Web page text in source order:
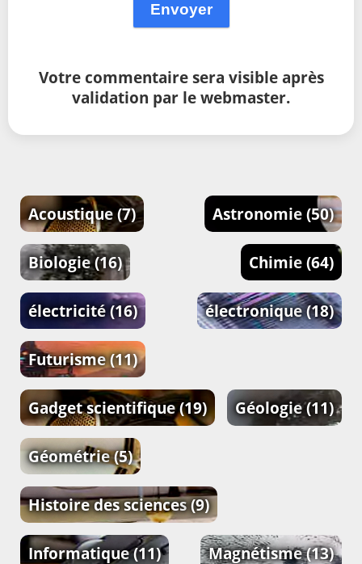
Envoyer
Votre commentaire sera visible après
validation par le webmaster.
Acoustique(7) Astronomie (50)
Biologie(16) Chimie (64)
électricité(16) électronique(18)
Futurisme(11)
Gadget scientifique(19) Géologie(11)
Géométrie(5)
Histoire des sciences(9)
Informatique(11) Magnétisme(13)